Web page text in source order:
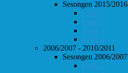
Sesongen 2015/2016
Follo 1
Follo 2
Follo 3
Follo 4
2006/2007 - 2010/2011
Sesongen 2006/2007
Follo 1